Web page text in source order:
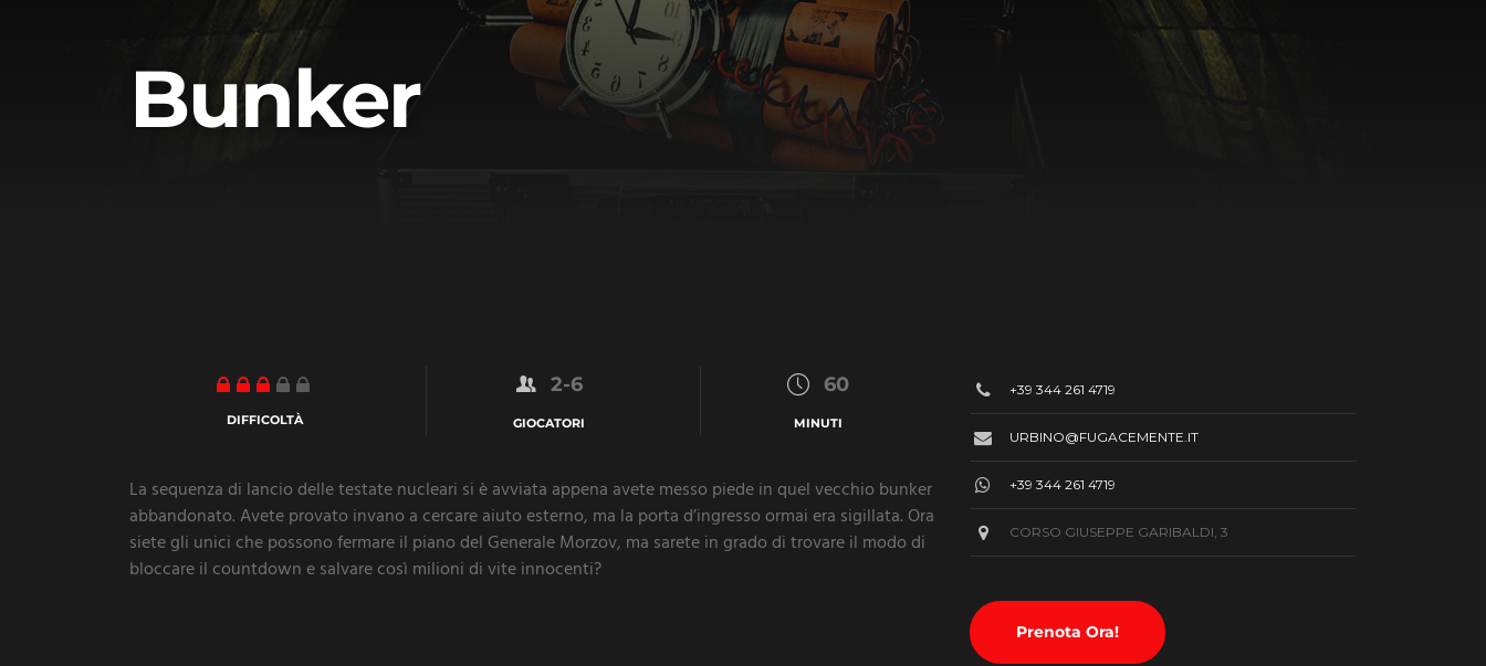
Bunker
DIFFICOLTÀ
2-6
GIOCATORI
60
MINUTI
La sequenza di lancio delle testate nucleari si è avviata appena avete messo piede in quel vecchio bunker
abbandonato. Avete provato invano a cercare aiuto esterno, ma la porta d’ingresso ormai era sigillata. Ora
siete gli unici che possono fermare il piano del Generale Morzov, ma sarete in grado di trovare il modo di
bloccare il countdown e salvare così milioni di vite innocenti?
+39 344 261 4719
URBINO@FUGACEMENTE.IT
+39 344 261 4719
CORSO GIUSEPPE GARIBALDI, 3
Prenota Ora!